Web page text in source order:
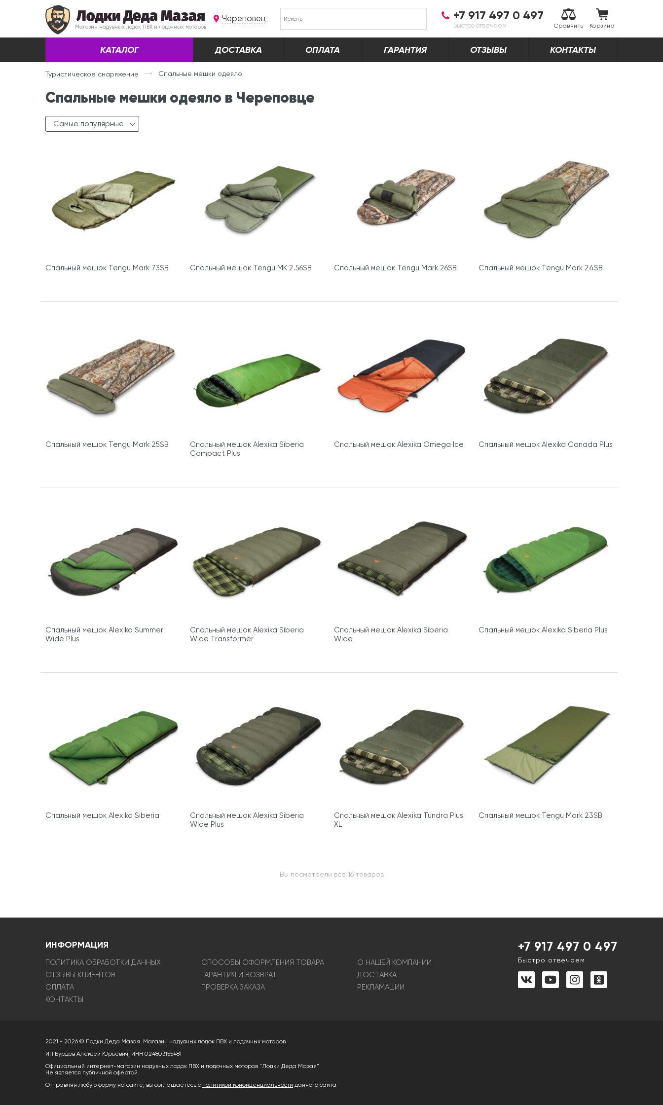
Лодки Деда Мазая
Магазин надувных лодок ПВХ и лодочных моторов
Череповец +7 917 497 0 497
Быстро отвечаем Сравнить Корзина
КАТАЛОГ ДОСТАВКА ОПЛАТА ГАРАНТИЯ ОТЗЫВЫ КОНТАКТЫ
Туристическое снаряжение Спальные мешки одеяло
Спальные мешки одеяло в Череповце
Самые популярные
Спальный мешок Tengu Mark 73SB Спальный мешок Tengu MK 2.56SB Спальный мешок Tengu Mark 26SB Спальный мешок Tengu Mark 24SB
Спальный мешок Tengu Mark 25SB
Спальный мешок Alexika Siberia
Compact Plus
Спальный мешок Alexika Omega Ice Спальный мешок Alexika Canada Plus
Спальный мешок Alexika Summer
Wide Plus
Спальный мешок Alexika Siberia
Wide Transformer
Спальный мешок Alexika Siberia
Wide
Спальный мешок Alexika Siberia Plus
Спальный мешок Alexika Siberia
Спальный мешок Alexika Siberia
Wide Plus
Спальный мешок Alexika Tundra Plus
XL
Спальный мешок Tengu Mark 23SB
Вы посмотрели все 16 товаров
ИНФОРМАЦИЯ
ПОЛИТИКА ОБРАБОТКИ ДАННЫХ СПОСОБЫ ОФОРМЛЕНИЯ ТОВАРА
О НАШЕЙ КОМПАНИИ
ОТЗЫВЫ КЛИЕНТОВ
ГАРАНТИЯ И ВОЗВРАТ
ДОСТАВКА
ОПЛАТА
ПРОВЕРКА ЗАКАЗА
РЕКЛАМАЦИИ
КОНТАКТЫ
+7 917 497 0 497
Быстро отвечаем
2021 - 2026 © Лодки Деда Мазая. Магазин надувных лодок ПВХ и лодочных моторов
ИП Бурдов Алексей Юрьевич, ИНН 024803155481
Официальный интернет-магазин надувных лодок ПВХ и лодочных моторов "Лодки Деда Мазая"
Не является публичной офертой.
Отправляя любую форму на сайте, вы соглашаетесь с политикой конфиденциальности данного сайта